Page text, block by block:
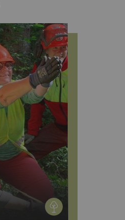
environment